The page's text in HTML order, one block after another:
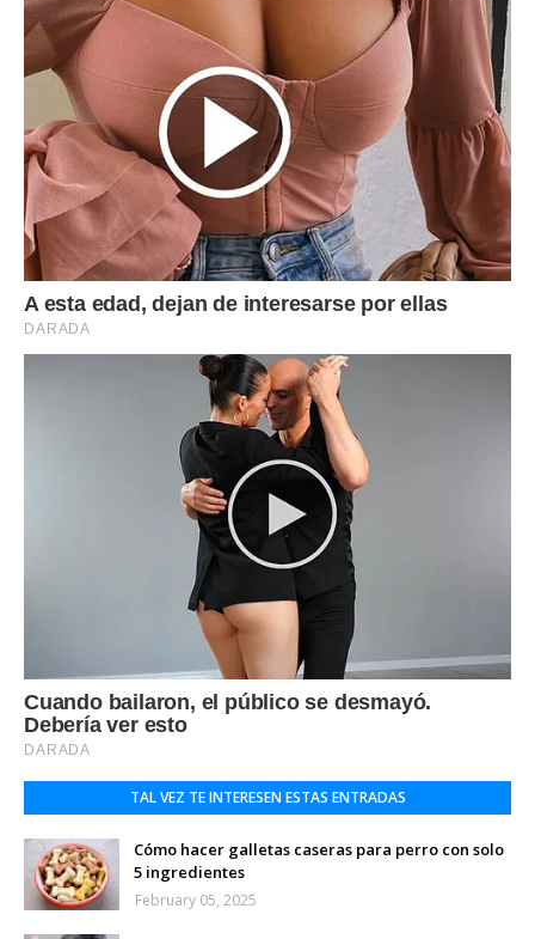
TAL VEZ TE INTERESEN ESTAS ENTRADAS
Cómo hacer galletas caseras para perro con solo
5 ingredientes
February 05, 2025